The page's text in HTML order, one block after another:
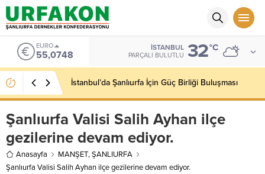
EURO
55,0748
İSTANBUL
PARÇALI BULUTLU 32°C
İstanbul’da Şanlıurfa İçin Güç Birliği Buluşması
Şanlıurfa Valisi Salih Ayhan ilçe
gezilerine devam ediyor.
Anasayfa MANŞET,ŞANLIURFA
Şanlıurfa Valisi Salih Ayhan ilçe gezilerine devam ediyor.